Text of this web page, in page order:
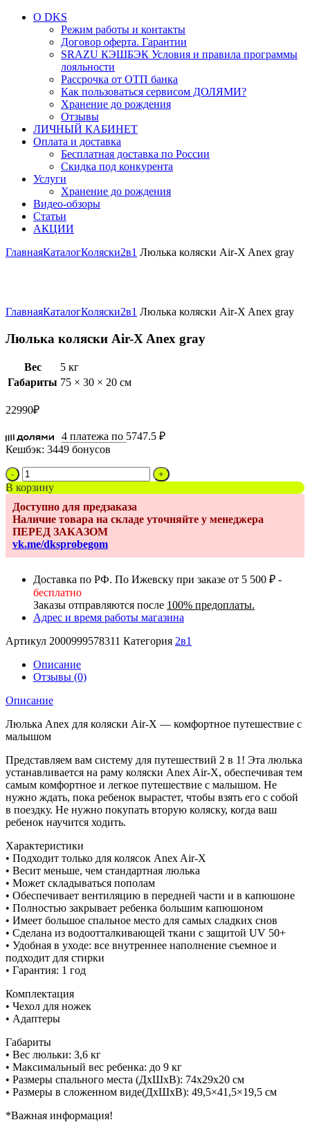
О DKS
Режим работы и контакты
Договор оферта. Гарантии
SRAZU КЭШБЭК Условия и правила программы
лояльности
Рассрочка от ОТП банка
Как пользоваться сервисом ДОЛЯМИ?
Хранение до рождения
Отзывы
ЛИЧНЫЙ КАБИНЕТ
Оплата и доставка
Бесплатная доставка по России
Скидка под конкурента
Услуги
Хранение до рождения
Видео-обзоры
Статьи
АКЦИИ
ГлавнаяКаталогКоляски2в1 Люлька коляски Air-X Anex gray
ГлавнаяКаталогКоляски2в1 Люлька коляски Air-X Anex gray
Люлька коляски Air-X Anex gray
Вес
5 кг
Габариты 75 × 30 × 20 см
22990₽
4 платежа по 5747.5 ₽
Кешбэк: 3449 бонусов
Количество
товара
Люлька
коляски
Air-
X
Anex
gray
В корзину
Доступно для предзаказа
Наличие товара на складе уточняйте у менеджера
ПЕРЕД ЗАКАЗОМ
vk.me/dksprobegom
Доставка по РФ. По Ижевску при заказе от 5 500 ₽ -
бесплатно
Заказы отправляются после 100% предоплаты.
Адрес и время работы магазина
Артикул 2000999578311 Категория 2в1
Описание
Отзывы (0)
Описание
Люлька Anex для коляски Air-X — комфортное путешествие с
малышом
Представляем вам систему для путешествий 2 в 1! Эта люлька
устанавливается на раму коляски Anex Air-X, обеспечивая тем
самым комфортное и легкое путешествие с малышом. Не
нужно ждать, пока ребенок вырастет, чтобы взять его с собой
в поездку. Не нужно покупать вторую коляску, когда ваш
ребенок научится ходить.
Характеристики
• Подходит только для колясок Anex Air-X
• Весит меньше, чем стандартная люлька
• Может складываться пополам
• Обеспечивает вентиляцию в передней части и в капюшоне
• Полностью закрывает ребенка большим капюшоном
• Имеет большое спальное место для самых сладких снов
• Сделана из водоотталкивающей ткани с защитой UV 50+
• Удобная в уходе: все внутреннее наполнение съемное и
подходит для стирки
• Гарантия: 1 год
Комплектация
• Чехол для ножек
• Адаптеры
Габариты
• Вес люльки: 3,6 кг
• Максимальный вес ребенка: до 9 кг
• Размеры спального места (ДхШхВ): 74x29x20 см
• Размеры в сложенном виде(ДхШхВ): 49,5×41,5×19,5 см
*Важная информация!